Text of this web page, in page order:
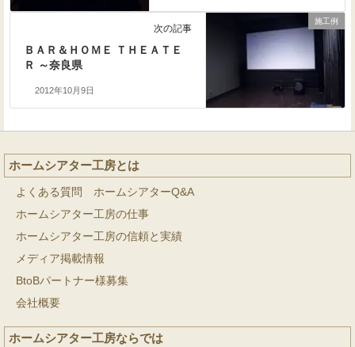
施工例
次の記事
ＢＡＲ＆ＨＯＭＥ ＴＨＥＡＴＥ
Ｒ ～奈良県
2012年10月9日
ホームシアター工房とは
よくある質問 ホームシアターQ&A
ホームシアター工房の仕事
ホームシアター工房の信頼と実績
メディア掲載情報
BtoBパートナー様募集
会社概要
ホームシアター工房ならでは